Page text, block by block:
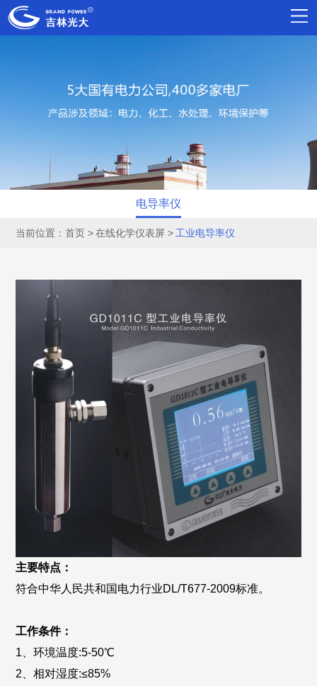
电导率仪
当前位置：首页 在线化学仪表屏 工业电导率仪
主要特点：
符合中华人民共和国电力行业DL/T677-2009标准。
工作条件：
1、环境温度:5-50℃
2、相对湿度:≤85%